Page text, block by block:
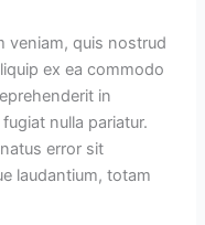
veniam, quis nostrud
ex ea commodo
in
nulla pariatur.
error sit
laudantium, totam